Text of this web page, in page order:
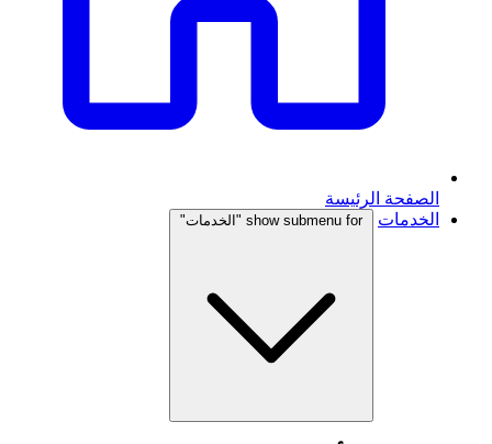
الصفحة الرئيسة
الخدمات
show submenu for "الخدمات"